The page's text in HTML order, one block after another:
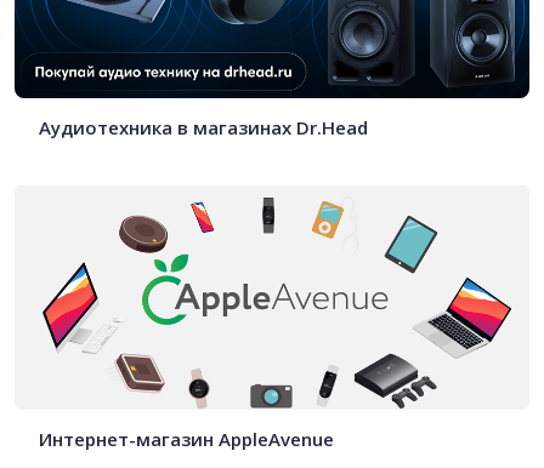
Аудиотехника в магазинах Dr.Head
Интернет-магазин AppleAvenue